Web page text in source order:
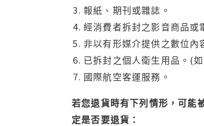
報紙、期刊或雜誌。
經消費者拆封之影音商品或
非以有形媒介提供之數位
已拆封之個人衛生用品。(
國際航空客運服務。
若您退貨時有下列情形，可能
定是否要退貨：